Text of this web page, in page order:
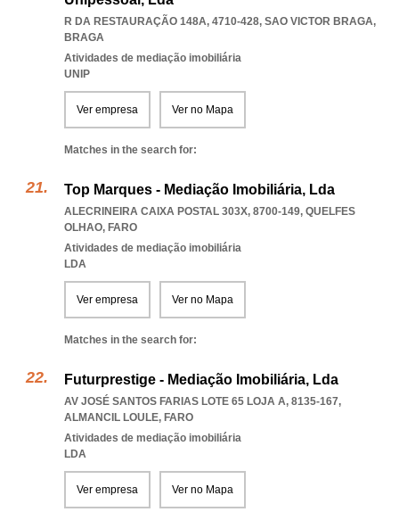
R DA RESTAURAÇÃO 148A, 4710-428, SAO VICTOR BRAGA,
BRAGA
Atividades de mediação imobiliária
UNIP
Ver empresa Ver no Mapa
Matches in the search for:
Top Marques - Mediação Imobiliária, Lda
ALECRINEIRA CAIXA POSTAL 303X, 8700-149, QUELFES
OLHAO, FARO
Atividades de mediação imobiliária
LDA
Ver empresa Ver no Mapa
Matches in the search for:
Futurprestige - Mediação Imobiliária, Lda
AV JOSÉ SANTOS FARIAS LOTE 65 LOJA A, 8135-167,
ALMANCIL LOULE, FARO
Atividades de mediação imobiliária
LDA
Ver empresa Ver no Mapa